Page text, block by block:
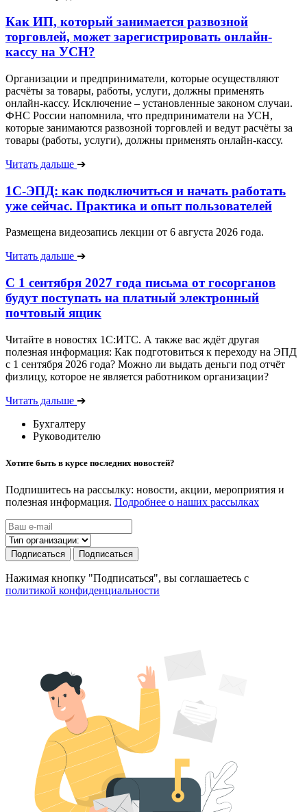
Как ИП, который занимается развозной
торговлей, может зарегистрировать онлайн-
кассу на УСН?
Организации и предприниматели, которые осуществляют
расчёты за товары, работы, услуги, должны применять
онлайн-кассу. Исключение – установленные законом случаи.
ФНС России напомнила, что предприниматели на УСН,
которые занимаются развозной торговлей и ведут расчёты за
товары (работы, услуги), должны применять онлайн-кассу.
Читать дальше ➔
1С-ЭПД: как подключиться и начать работать
уже сейчас. Практика и опыт пользователей
Размещена видеозапись лекции от 6 августа 2026 года.
Читать дальше ➔
С 1 сентября 2027 года письма от госорганов
будут поступать на платный электронный
почтовый ящик
Читайте в новостях 1С:ИТС. А также вас ждёт другая
полезная информация: Как подготовиться к переходу на ЭПД
с 1 сентября 2026 года? Можно ли выдать деньги под отчёт
физлицу, которое не является работником организации?
Читать дальше ➔
Бухгалтеру
Руководителю
Хотите быть в курсе последних новостей?
Подпишитесь на рассылку: новости, акции, мероприятия и
полезная информация. Подробнее о наших рассылках
Подписаться Подписаться
Нажимая кнопку "Подписаться", вы соглашаетесь с
политикой конфиденциальности